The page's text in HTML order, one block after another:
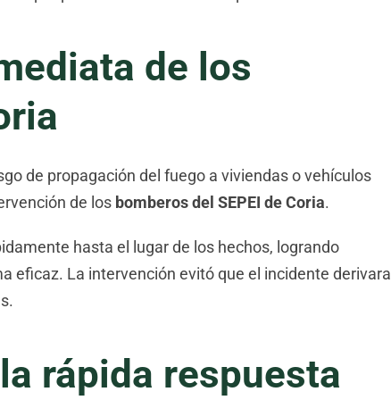
de los
de propagación del fuego a viviendas o vehículos
de los bomberos del SEPEI de Coria.
hasta el lugar de los hechos, logrando
eficaz. La intervención evitó que el incidente derivara
rápida respuesta